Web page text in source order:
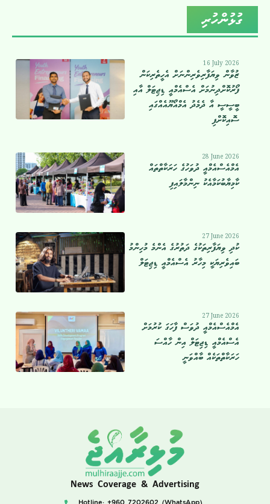
ގުޅުންހުރި
16 July 2026
ޒުވާން ވިޔަފާރިވެރިންނަށް އެހީތެރިކަން
ފޯރުކޮށްދިނުމަށް އެސްއެމްއީ ޑިޖިޓަލް އާއި
ބީސީސީ އާ ދެމެދު އެމްއޯޔޫއެއްގައި
ސޮއިކޮށްފި
28 June 2026
އެމްއެސްއެމްއީ ދުވަހުގެ ހަރަކާތްތައް
ކާމިޔާބުކަމާއެކު ނިންމާލައިފި
27 June 2026
ކުދި ވިޔަފާރިތަކުގެ ދަތުރުގެ އެންމެ މުހިންމު
ބައިވެރިޔަކީ މިހާރު އެސްއެމްއީ ޑިޖިޓަލް
27 June 2026
އެމްއެސްއެމްއީ ދުވަސް ފާހަގަ ކުރުމަށް
އެސްއެމްއީ ޑިޖިޓަލް އިން ހާއްސަ
ހަރަކާތްތަކެއް ބާއްވަނީ
News Coverage & Advertising